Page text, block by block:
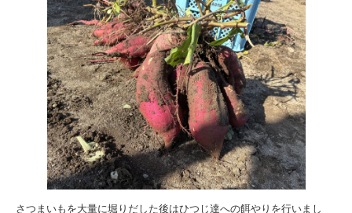
さつまいもを大量に堀りだした後はひつじ達への餌やりを行いまし